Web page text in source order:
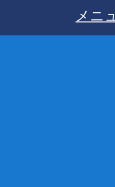
メニ